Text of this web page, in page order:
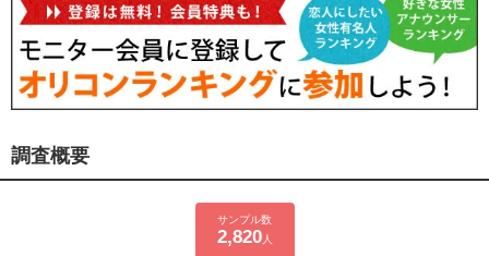
調査概要
サンプル数
2,820人